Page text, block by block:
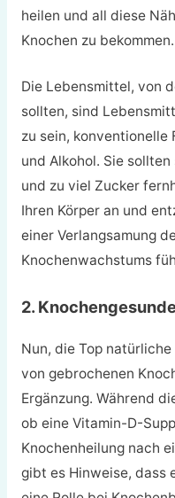
heilen und all diese
Knochen zu bekommen.
Die Lebensmittel, von
sollten, sind
zu sein,
und Alkohol. Sie
und zu viel Zucker
Ihren Körper an und
einer Verlangsamung
Knochenwachstums
2.
Nun, die Top
von gebrochenen
Ergänzung. Während
ob eine Vitamin-D-
Knochenheilung nach
gibt es Hinweise, dass